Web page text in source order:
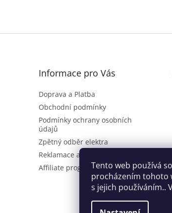
Tento web používá
procházením tohoto
s jejich používáním..
Informace pro Vás
Doprava a Platba
Obchodní podmínky
Podmínky ochrany osobních
údajů
Zpětný odběr elektra
Reklamace a vrácení zboží
Affiliate program